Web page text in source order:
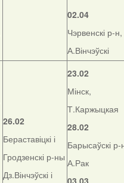
02.04
Чэрвенскі р-н,
А.Вінчэўскі
26.02
Бераставіцкі і
Гродзенскі р-ны
Дз.Вінчэўскі і
23.02
Мінск,
Т.Каржыцкая
28.02
Барысаўскі р-
А.Рак
03.03